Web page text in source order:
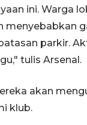
ini. Warga
menyebabkan
parkir.
tulis Arsenal.
akan
klub.